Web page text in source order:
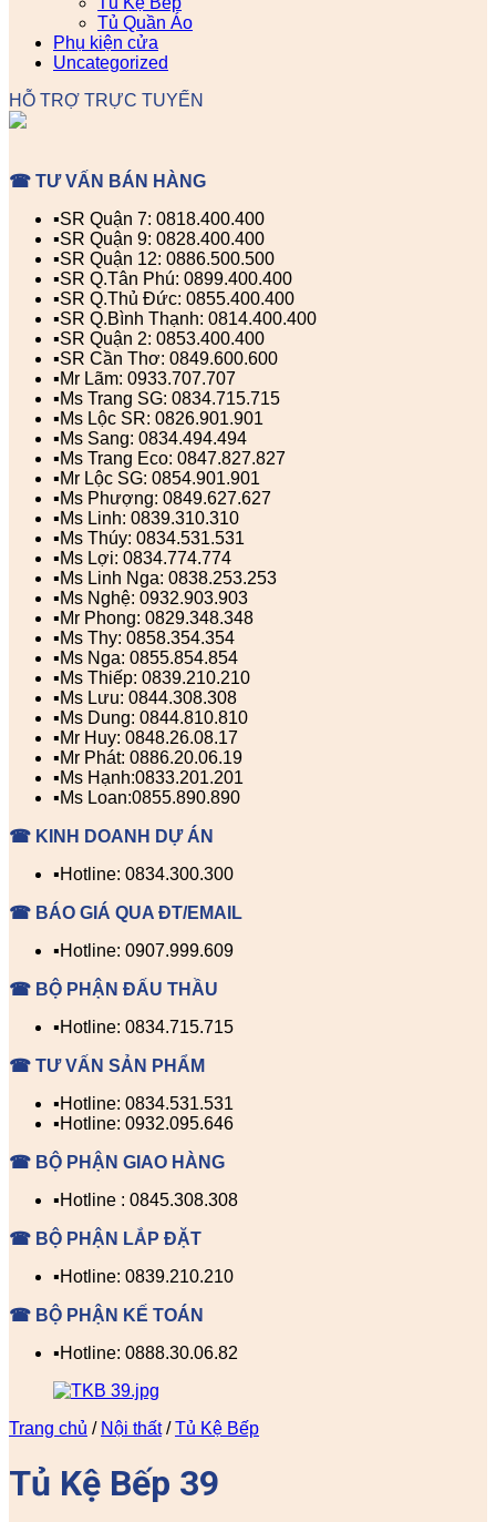
Tủ Quần Áo
Phụ kiện cửa
Uncategorized
HỖ TRỢ TRỰC TUYẾN
☎ TƯ VẤN BÁN HÀNG
▪️SR Quận 7: 0818.400.400
▪️SR Quận 9: 0828.400.400
▪️SR Quận 12: 0886.500.500
▪️SR Q.Tân Phú: 0899.400.400
▪️SR Q.Thủ Đức: 0855.400.400
▪️SR Q.Bình Thạnh: 0814.400.400
▪️SR Quận 2: 0853.400.400
▪️SR Cần Thơ: 0849.600.600
▪️Mr Lãm: 0933.707.707
▪️Ms Trang SG: 0834.715.715
▪️Ms Lộc SR: 0826.901.901
▪️Ms Sang: 0834.494.494
▪️Ms Trang Eco: 0847.827.827
▪️Mr Lộc SG: 0854.901.901
▪️Ms Phượng: 0849.627.627
▪️Ms Linh: 0839.310.310
▪️Ms Thúy: 0834.531.531
▪️Ms Lợi: 0834.774.774
▪️Ms Linh Nga: 0838.253.253
▪️Ms Nghệ: 0932.903.903
▪️Mr Phong: 0829.348.348
▪️Ms Thy: 0858.354.354
▪️Ms Nga: 0855.854.854
▪️Ms Thiếp: 0839.210.210
▪️Ms Lưu: 0844.308.308
▪️Ms Dung: 0844.810.810
▪️Mr Huy: 0848.26.08.17
▪️Mr Phát: 0886.20.06.19
▪️Ms Hạnh:0833.201.201
▪️Ms Loan:0855.890.890
☎ KINH DOANH DỰ ÁN
▪️Hotline: 0834.300.300
☎ BÁO GIÁ QUA ĐT/EMAIL
▪️Hotline: 0907.999.609
☎ BỘ PHẬN ĐẤU THẦU
▪️Hotline: 0834.715.715
☎ TƯ VẤN SẢN PHẨM
▪️Hotline: 0834.531.531
▪️Hotline: 0932.095.646
☎ BỘ PHẬN GIAO HÀNG
▪️Hotline : 0845.308.308
☎ BỘ PHẬN LẮP ĐẶT
▪️Hotline: 0839.210.210
☎ BỘ PHẬN KẾ TOÁN
▪️Hotline: 0888.30.06.82
Trang chủ / Nội thất / Tủ Kệ Bếp
Tủ Kệ Bếp 39